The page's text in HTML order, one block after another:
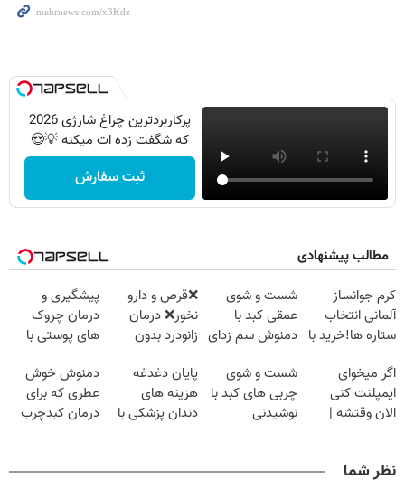
پرکاربردترین چراغ شارژی 2026
که شگفت زده ات میکنه 💡😍
ثبت سفارش
مطالب پیشنهادی
کرم جوانساز
آلمانی انتخاب
ستاره ها!خرید با
شست و شوی
عمقی کبد با
دمنوش سم زدای
❌قرص‌ و دارو
نخور❌ درمان
زانودرد بدون
پیشگیری و
درمان چروک
های پوستی با
اگر میخوای
ایمپلنت کنی
الان وقتشه |
شست و شوی
چربی های کبد با
نوشیدنی
پایان دغدغه
هزینه های
دندان پزشکی با
دمنوش خوش
عطری که برای
درمان کبدچرب
نظر شما